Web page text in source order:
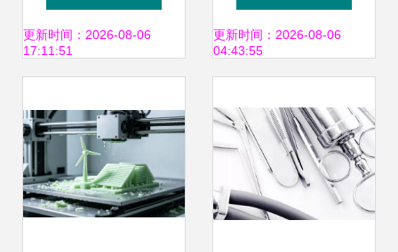
更新时间：2026-08-06
17:11:51
盟店怎么样
更新时间：2026-08-06
04:43:55